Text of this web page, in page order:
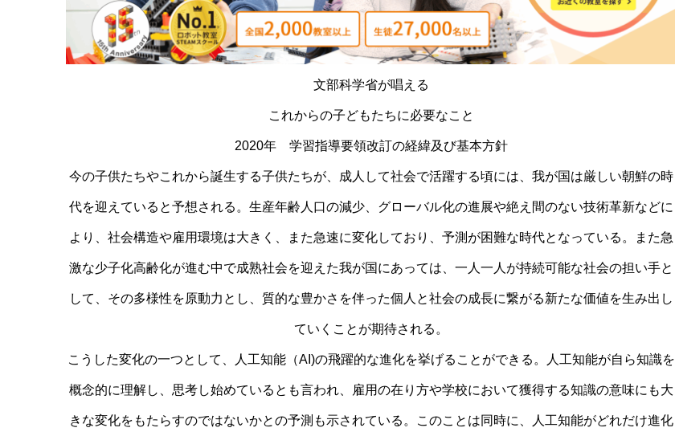
文部科学省が唱える
これからの子どもたちに必要なこと
2020年 学習指導要領改訂の経緯及び基本方針
今の子供たちやこれから誕生する子供たちが、成人して社会で活躍する頃には、我が国は厳しい朝鮮の時
代を迎えていると予想される。生産年齢人口の減少、グローバル化の進展や絶え間のない技術革新などに
より、社会構造や雇用環境は大きく、また急速に変化しており、予測が困難な時代となっている。また急
激な少子化高齢化が進む中で成熟社会を迎えた我が国にあっては、一人一人が持続可能な社会の担い手と
して、その多様性を原動力とし、質的な豊かさを伴った個人と社会の成長に繋がる新たな価値を生み出し
ていくことが期待される。
こうした変化の一つとして、人工知能（AI)の飛躍的な進化を挙げることができる。人工知能が自ら知識を
概念的に理解し、思考し始めているとも言われ、雇用の在り方や学校において獲得する知識の意味にも大
きな変化をもたらすのではないかとの予測も示されている。このことは同時に、人工知能がどれだけ進化